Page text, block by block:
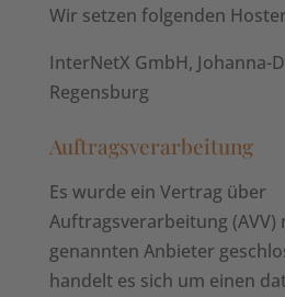
Wir setzen folgenden
InterNetX GmbH, Johanna-
Regensburg
Auftragsverarbeitung
Es wurde ein Vertrag über
Auftragsverarbeitung (AVV)
genannten Anbieter
handelt es sich um einen